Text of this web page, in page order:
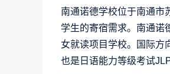
南通诺德学校位于南通市
学生的寄宿需求。南通诺
女就读项目学校。国际方
也是日语能力等级考试